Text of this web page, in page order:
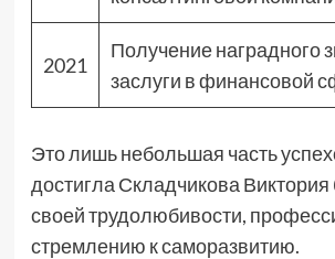
2021
Получение наградного
заслуги в финансовой
Это лишь небольшая часть
достигла Складчикова Виктория
своей трудолюбивости,
стремлению к саморазвитию.